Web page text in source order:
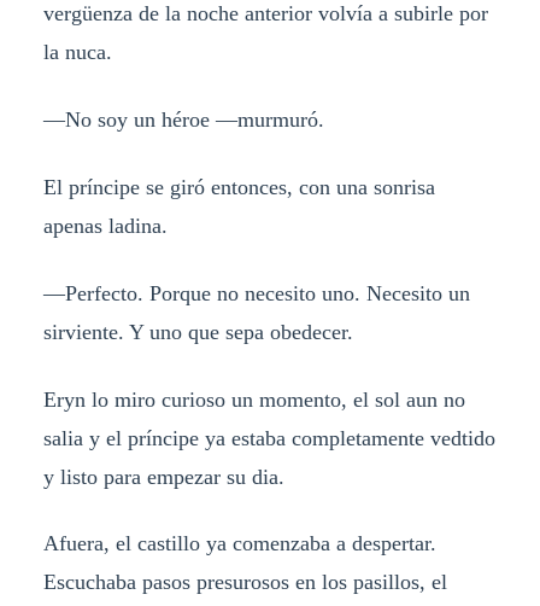
vergüenza de la noche anterior volvía a subirle por
la nuca.
—No soy un héroe —murmuró.
El príncipe se giró entonces, con una sonrisa
apenas ladina.
—Perfecto. Porque no necesito uno. Necesito un
sirviente. Y uno que sepa obedecer.
Eryn lo miro curioso un momento, el sol aun no
salia y el príncipe ya estaba completamente vedtido
y listo para empezar su dia.
Afuera, el castillo ya comenzaba a despertar.
Escuchaba pasos presurosos en los pasillos, el